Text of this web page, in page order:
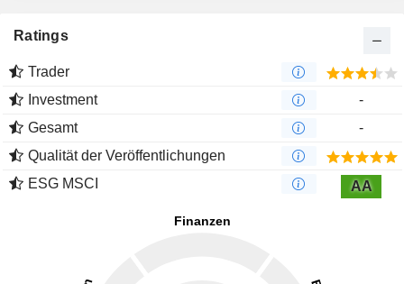
Ratings
Trader
Investment
-
Gesamt
-
Qualität der Veröffentlichungen
ESG MSCI
AA